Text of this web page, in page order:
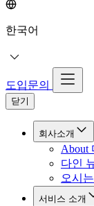
한국어
도입문의
닫기
회사소개
About
다인
오시
서비스 소개